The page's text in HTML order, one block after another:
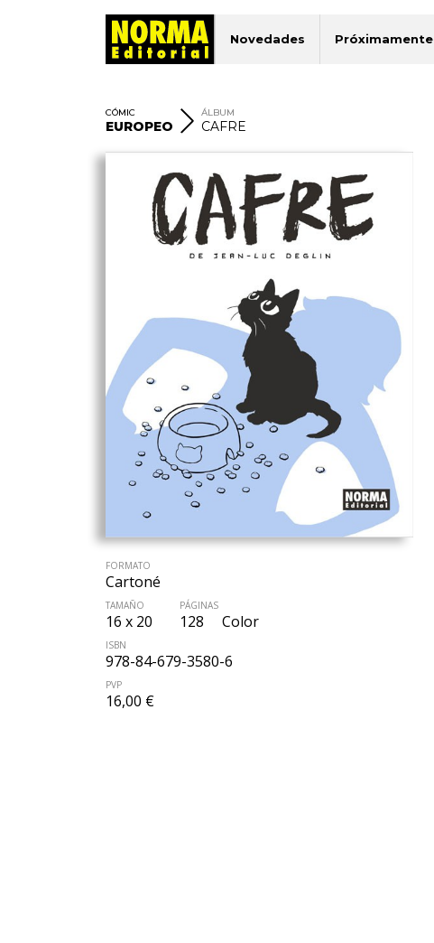
Novedades Próximamente
CÓMIC
EUROPEO
ÁLBUM
CAFRE
FORMATO
Cartoné
TAMAÑO
16 x 20
PÁGINAS
128 Color
ISBN
978-84-679-3580-6
PVP
16,00 €